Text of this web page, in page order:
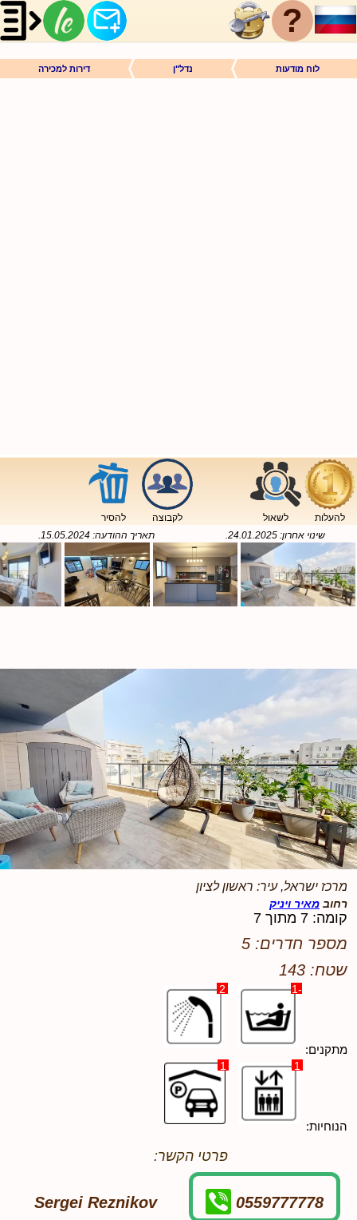
?
לוח מודעות נדל"ן דירות למכירה
להעלות לשאול לקבוצה
להסיר
שינוי אחרון:24.01.2025
. תאריך ההודעה: 15.05.2024
.
מרכז ישראל, עיר: ראשון לציון
רחוב מאיר ויניק
קומה: 7 מתוך 7
מספר חדרים: 5
שטח: 143
מתקנים:
-1
2
הנוחיות:
1
1
פרטי הקשר:
0559777778
Sergei Reznikov